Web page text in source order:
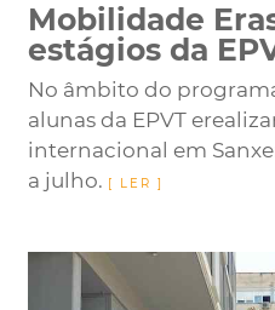
Mobilidade
estágios da
No âmbito do
alunas da EPVT
internacional em
a julho.